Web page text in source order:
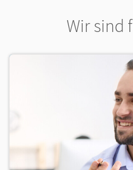
Wir sind